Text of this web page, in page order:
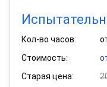
Кол-во часов:
Стоимость:
Старая цена: